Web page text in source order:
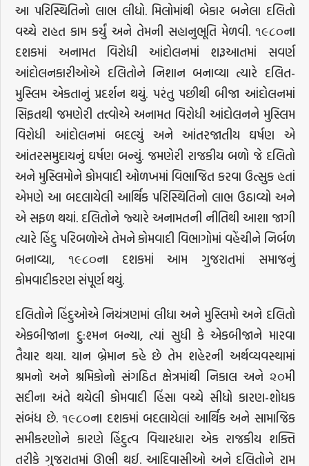
આ પરિસ્થિતિનો લાભ લીધો. મિલોમાંથી બેકાર બનેલા દલિતો
વચ્ચે રાહત કામ કર્યું અને તેમની સહાનુભૂતિ મેળવી. ૧૯૮૦ના
દશકમાં અનામત વિરોધી આંદોલનમાં શરૂઆતમાં સવર્ણ
આંદોલનકારીઓએ દલિતોને નિશાન બનાવ્યા ત્યારે દલિત-
મુસ્લિમ એકતાનું પ્રદર્શન થયું. પરંતુ પછીથી બીજા આંદોલનમાં
સિફતથી જમણેરી તત્ત્વોએ અનામત વિરોધી આંદોલનને મુસ્લિમ
વિરોધી આંદોલનમાં બદલ્યું અને આંતરજાતીય ઘર્ષણ એ
આંતરસમુદાયનું ઘર્ષણ બન્યું. જમણેરી રાજકીય બળો જે દલિતો
અને મુસ્લિમોને કોમવાદી ઓળખમાં વિભાજિત કરવા ઉત્સુક હતાં
એમણે આ બદલાયેલી આર્થિક પરિસ્થિતિનો લાભ ઉઠાવ્યો અને
એ સફળ થયાં. દલિતોને જ્યારે અનામતની નીતિથી આશા જાગી
ત્યારે હિંદુ પરિબળોએ તેમને કોમવાદી વિભાગોમાં વહેંચીને નિર્બળ
બનાવ્યા, ૧૯૮૦ના દશકમાં આમ ગુજરાતમાં સમાજનું
કોમવાદીકરણ સંપૂર્ણ થયું.
દલિતોને હિંદુઓએ નિયંત્રણમાં લીધા અને મુસ્લિમો અને દલિતો
એકબીજાના દુ:શ્મન બન્યા, ત્યાં સુધી કે એકબીજાને મારવા
તૈયાર થયા. યાન બ્રેમાન કહે છે તેમ શહેરની અર્થવ્યવસ્થામાં
શ્રમનો અને શ્રમિકોનો સંગઠિત ક્ષેત્રમાંથી નિકાલ અને ૨૦મી
સદીના અંતે થયેલી કોમવાદી હિંસા વચ્ચે સીધો કારણ-શોધક
સંબંધ છે. ૧૯૮૦ના દશકમાં બદલાયેલાં આર્થિક અને સામાજિક
સમીકરણોને કારણે હિંદુત્વ વિચારધારા એક રાજકીય શક્તિ
તરીકે ગુજરાતમાં ઊભી થઈ. આદિવાસીઓ અને દલિતોને રામ